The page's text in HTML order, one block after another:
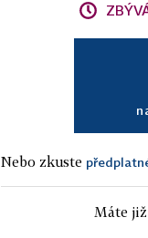
Nebo zkuste
Máte